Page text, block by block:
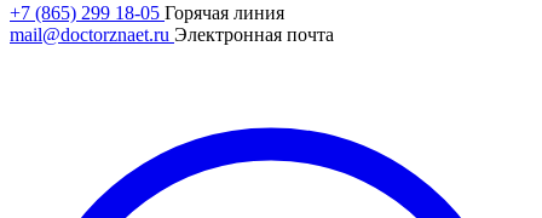
+7 (865) 299 18-05 Горячая линия
mail@doctorznaet.ru Электронная почта